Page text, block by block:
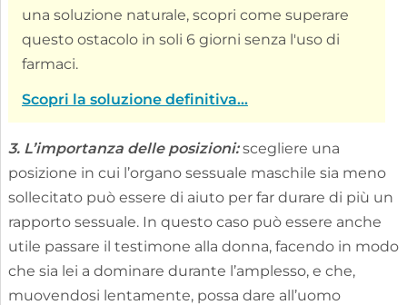
una soluzione naturale, scopri come superare
questo ostacolo in soli 6 giorni senza l'uso di
farmaci.
Scopri la soluzione definitiva...
3. L’importanza delle posizioni:scegliere una
posizione in cui l’organo sessuale maschile sia meno
sollecitato può essere di aiuto per far durare di più un
rapporto sessuale. In questo caso può essere anche
utile passare il testimone alla donna, facendo in modo
che sia lei a dominare durante l’amplesso, e che,
muovendosi lentamente, possa dare all’uomo